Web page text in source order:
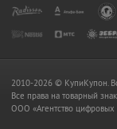
2010-2026 © КупиКупон.
Все права на товарный
OOO «Агентство